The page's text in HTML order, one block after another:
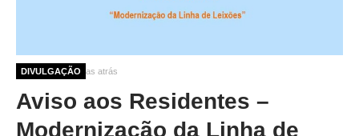
DIVULGAÇÃO
2 meses 3 semanas atrás
Aviso aos Residentes –
Modernização da Linha de